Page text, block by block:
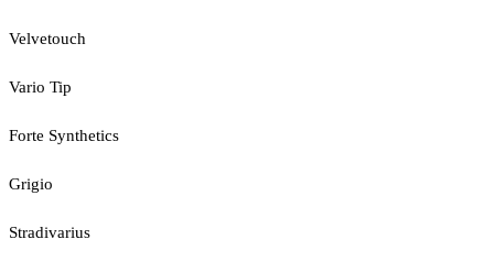
Velvetouch
Vario Tip
Forte Synthetics
Grigio
Stradivarius